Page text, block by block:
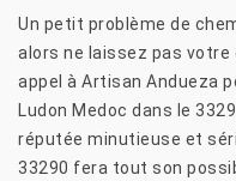
Un petit problème de
alors ne laissez pas votre
appel à Artisan Andueza
Ludon Medoc dans le
réputée minutieuse et
33290 fera tout son